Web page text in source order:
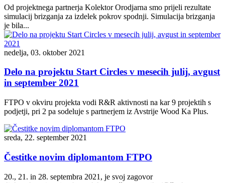
Od projektnega partnerja Kolektor Orodjarna smo prijeli rezultate
simulacij brizganja za izdelek pokrov spodnji. Simulacija brizganja
je bila...
nedelja, 03. oktober 2021
Delo na projektu Start Circles v mesecih julij, avgust
in september 2021
FTPO v okviru projekta vodi R&R aktivnosti na kar 9 projektih s
podjetji, pri 2 pa sodeluje s partnerjem iz Avstrije Wood Ka Plus.
sreda, 22. september 2021
Čestitke novim diplomantom FTPO
20., 21. in 28. septembra 2021, je svoj zagovor